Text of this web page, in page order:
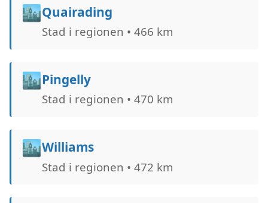
🏙️Quairading
Stad i regionen • 466 km
🏙️Pingelly
Stad i regionen • 470 km
🏙️Williams
Stad i regionen • 472 km